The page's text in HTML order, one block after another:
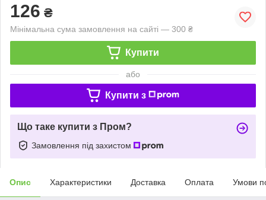
126 ₴
Мінімальна сума замовлення на сайті — 300 ₴
Купити
або
Купити з
Що таке купити з Пром?
Замовлення під захистом
Опис Характеристики Доставка Оплата Умови